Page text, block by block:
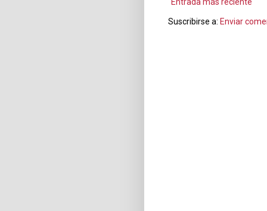
Entrada más reciente
Suscribirse a: Enviar